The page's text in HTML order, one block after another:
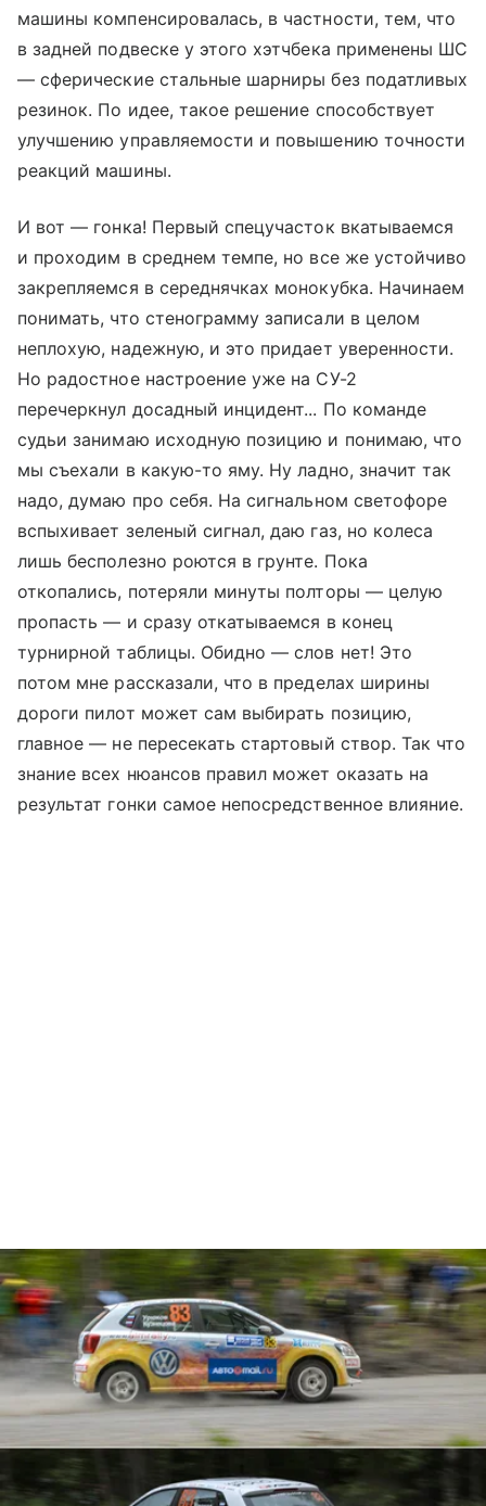
машины компенсировалась, в частности, тем, что
в задней подвеске у этого хэтчбека применены ШС
— сферические стальные шарниры без податливых
резинок. По идее, такое решение способствует
улучшению управляемости и повышению точности
реакций машины.
И вот — гонка! Первый спецучасток вкатываемся
и проходим в среднем темпе, но все же устойчиво
закрепляемся в середнячках монокубка. Начинаем
понимать, что стенограмму записали в целом
неплохую, надежную, и это придает уверенности.
Но радостное настроение уже на СУ-2
перечеркнул досадный инцидент... По команде
судьи занимаю исходную позицию и понимаю, что
мы съехали в какую-то яму. Ну ладно, значит так
надо, думаю про себя. На сигнальном светофоре
вспыхивает зеленый сигнал, даю газ, но колеса
лишь бесполезно роются в грунте. Пока
откопались, потеряли минуты полторы — целую
пропасть — и сразу откатываемся в конец
турнирной таблицы. Обидно — слов нет! Это
потом мне рассказали, что в пределах ширины
дороги пилот может сам выбирать позицию,
главное — не пересекать стартовый створ. Так что
знание всех нюансов правил может оказать на
результат гонки самое непосредственное влияние.